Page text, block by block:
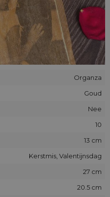
Organza
Goud
Nee
10
13 cm
Kerstmis, Valentijnsdag
27 cm
20.5 cm